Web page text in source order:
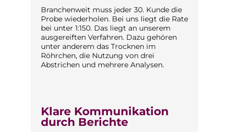
Branchenweit muss jeder 30. Kunde die
Probe wiederholen. Bei uns liegt die Rate
bei unter 1:150. Das liegt an unserem
ausgereiften Verfahren. Dazu gehören
unter anderem das Trocknen im
Röhrchen, die Nutzung von drei
Abstrichen und mehrere Analysen.
Klare Kommunikation
durch Berichte